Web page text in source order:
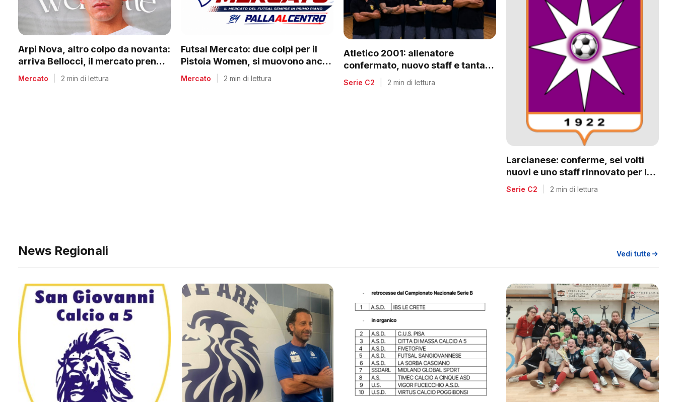
Arpi Nova, altro colpo da novanta:
arriva Bellocci, il mercato prende
quota
Mercato 2 min di lettura
Futsal Mercato: due colpi per il
Pistoia Women, si muovono anche
tanti club del regionale
Mercato 2 min di lettura
Atletico 2001: allenatore
confermato, nuovo staff e tanta
voglia di riscatto dopo la
retrocessione
Serie C2 2 min di lettura
Larcianese: conferme, sei volti
nuovi e uno staff rinnovato per la
C2
Serie C2 2 min di lettura
News Regionali Vedi tutte